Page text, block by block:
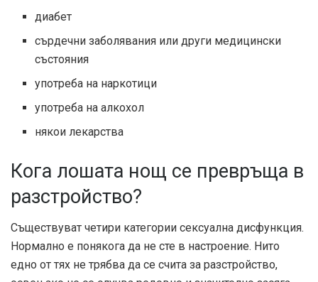
диабет
сърдечни заболявания или други медицински
състояния
употреба на наркотици
употреба на алкохол
някои лекарства
Кога лошата нощ се превръща в
разстройство?
Съществуват четири категории сексуална дисфункция.
Нормално е понякога да не сте в настроение. Нито
едно от тях не трябва да се счита за разстройство,